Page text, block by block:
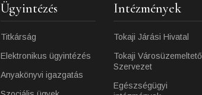
Ügyintézés
Titkárság
Elektronikus ügyintézés
Anyakönyvi igazgatás
Intézmények
Tokaji Járási Hivatal
Tokaji Városüzemeltető
Szervezet
Egészségügyi